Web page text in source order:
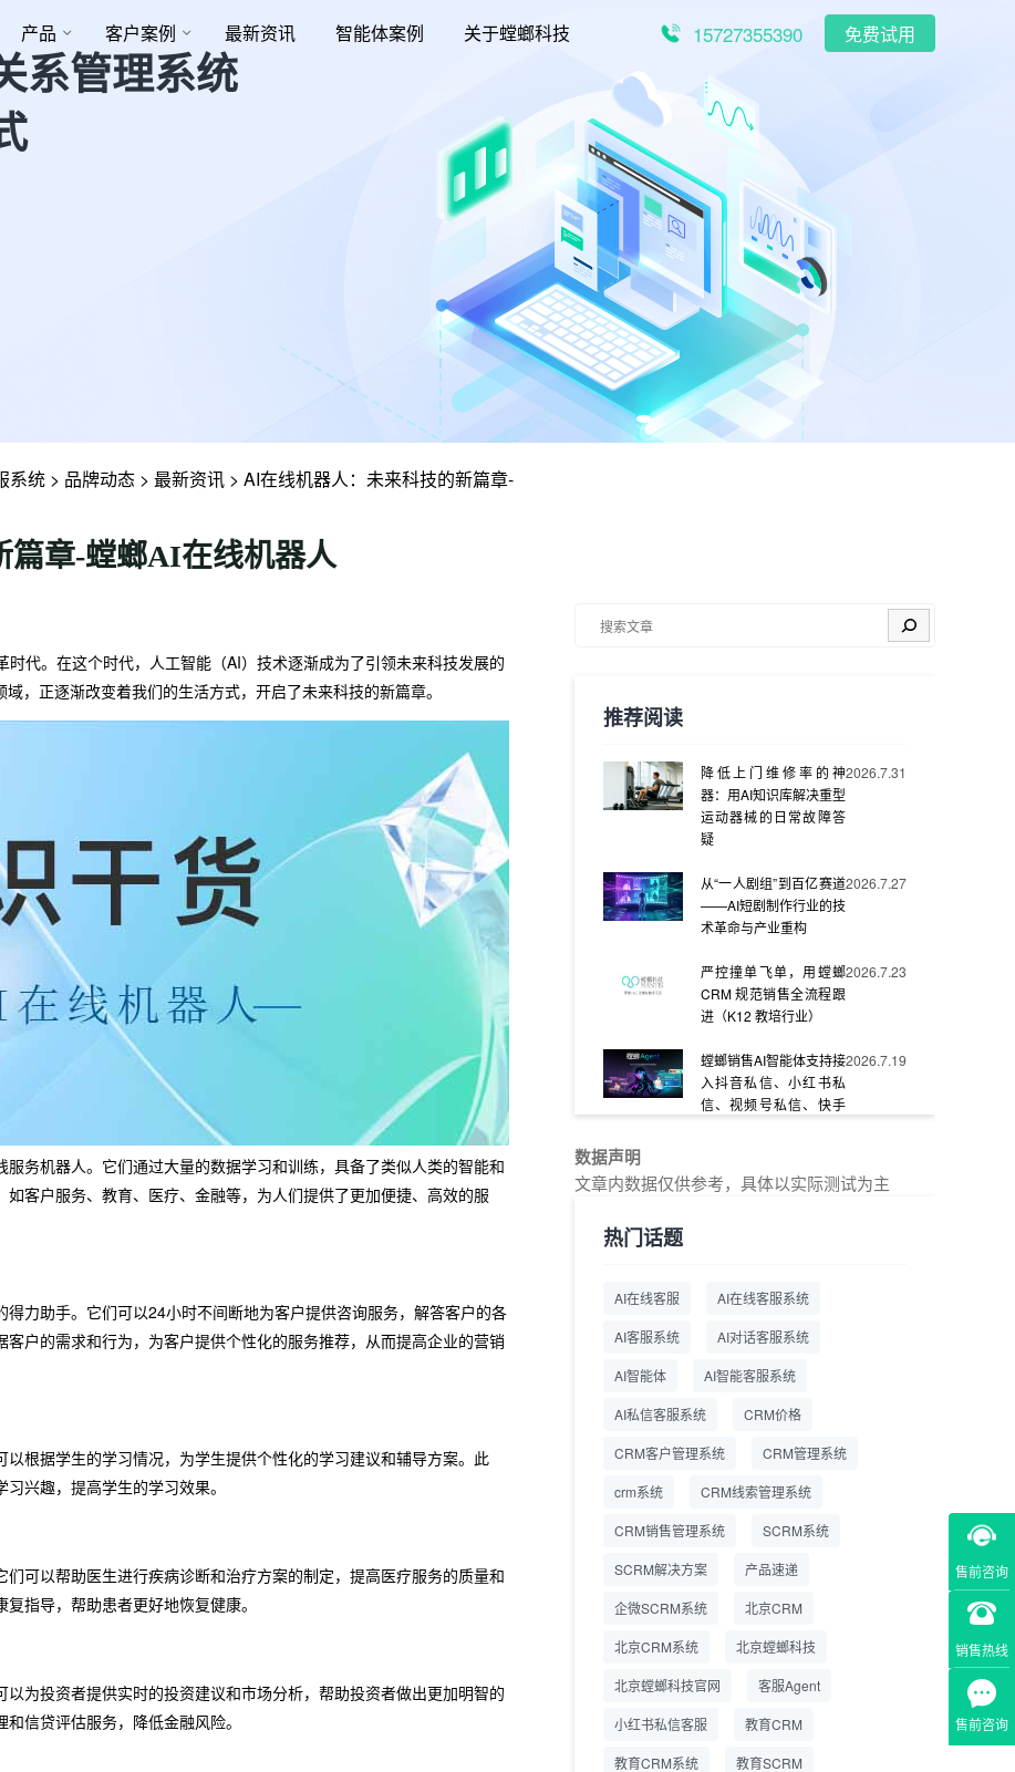
产品 客户案例 最新资讯 智能体案例 关于螳螂科技 15727355390 免费试用
系管理系统
售前咨询
销售热线
售前咨询
系统 > 品牌动态 > 最新资讯 > AI在线机器人：未来科技的新篇章-
篇章-螳螂AI在线机器人
代。在这个时代，人工智能（AI）技术逐渐成为了引领未来科技发展的
，正逐渐改变着我们的生活方式，开启了未来科技的新篇章。
务机器人。它们通过大量的数据学习和训练，具备了类似人类的智能和
客户服务、教育、医疗、金融等，为人们提供了更加便捷、高效的服
力助手。它们可以24小时不间断地为客户提供咨询服务，解答客户的各
户的需求和行为，为客户提供个性化的服务推荐，从而提高企业的营销
根据学生的学习情况，为学生提供个性化的学习建议和辅导方案。此
兴趣，提高学生的学习效果。
可以帮助医生进行疾病诊断和治疗方案的制定，提高医疗服务的质量和
指导，帮助患者更好地恢复健康。
为投资者提供实时的投资建议和市场分析，帮助投资者做出更加明智的
信贷评估服务，降低金融风险。
搜索
推荐阅读
降低上门维修率的神
器：用AI知识库解决重型
运动器械的日常故障答
疑
2026.7.31
从“一人剧组”到百亿赛道
——AI短剧制作行业的技
术革命与产业重构
2026.7.27
严控撞单飞单，用螳螂
CRM 规范销售全流程跟
进（K12 教培行业）
2026.7.23
螳螂销售AI智能体支持接
入抖音私信、小红书私
信、视频号私信、快手
2026.7.19
螳螂系统专为K12/职业
交：螳螂科技销售AI智能
一站式SCRM系统企微
全流程
商用SCRM系统企微工
营成本
2026.7.14
企业微信 私域用户精细
螳螂教育CRM助力教培
机构精细化运营
数据声明
文章内数据仅供参考，具体以实际测试为主
热门话题
AI在线客服 AI在线客服系统
AI客服系统 AI对话客服系统
AI智能体 AI智能客服系统
AI私信客服系统 CRM价格
CRM客户管理系统 CRM管理系统
crm系统 CRM线索管理系统
CRM销售管理系统 SCRM系统
SCRM解决方案 产品速递
企微SCRM系统 北京CRM
北京CRM系统 北京螳螂科技
北京螳螂科技官网 客服Agent
小红书私信客服 教育CRM
教育CRM系统 教育SCRM